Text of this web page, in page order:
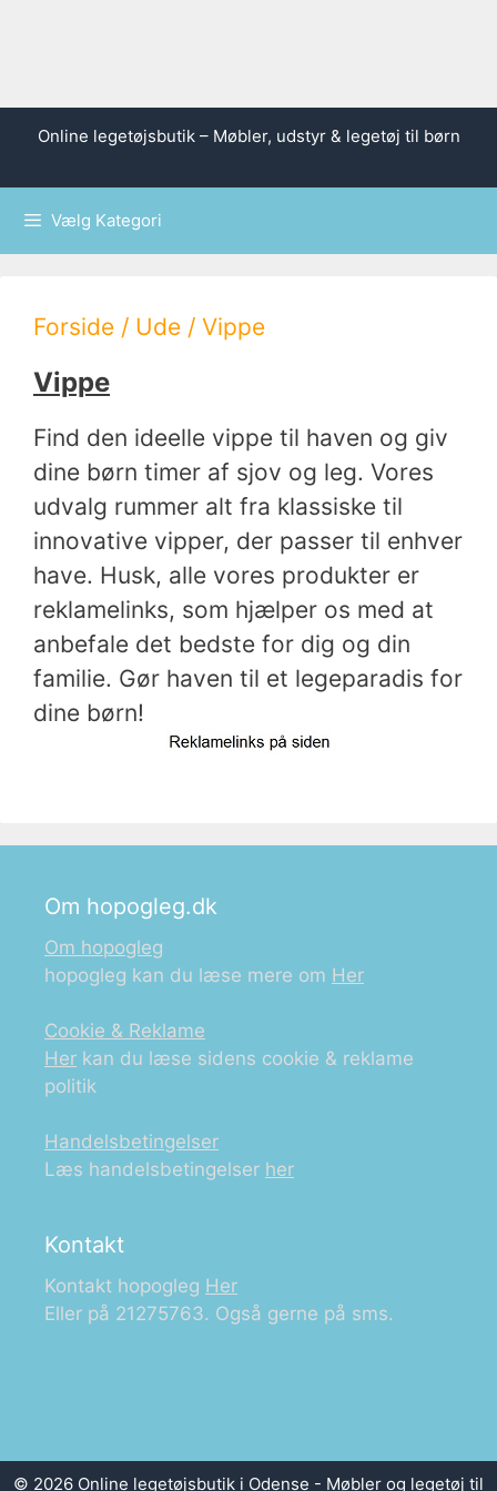
Online legetøjsbutik – Møbler, udstyr & legetøj til børn
Vælg Kategori
Forside / Ude / Vippe
Vippe
Find den ideelle vippe til haven og giv
dine børn timer af sjov og leg. Vores
udvalg rummer alt fra klassiske til
innovative vipper, der passer til enhver
have. Husk, alle vores produkter er
reklamelinks, som hjælper os med at
anbefale det bedste for dig og din
familie. Gør haven til et legeparadis for
dine børn!
Om hopogleg.dk
Om hopogleg
hopogleg kan du læse mere om Her
Cookie & Reklame
Her kan du læse sidens cookie & reklame
politik
Handelsbetingelser
Læs handelsbetingelser her
Kontakt
Kontakt hopogleg Her
Eller på 21275763. Også gerne på sms.
© 2026 Online legetøjsbutik i Odense - Møbler og legetøj til